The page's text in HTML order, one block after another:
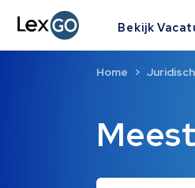
Bekijk
Home